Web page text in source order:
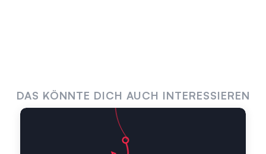
DAS KÖNNTE DICH AUCH INTERESSIEREN